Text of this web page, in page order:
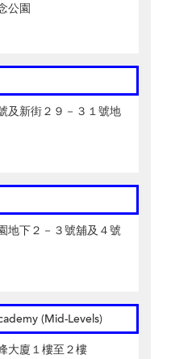
公園
及新街２９－３１號地
地下２－３號舖及４號
(Mid-Levels)
大廈１樓至２樓